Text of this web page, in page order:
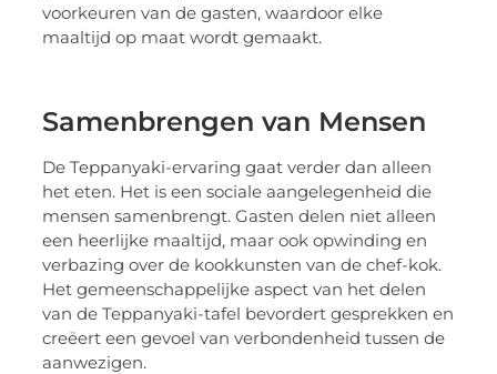
voorkeuren van de gasten, waardoor elke
maaltijd op maat wordt gemaakt.
Samenbrengen van Mensen
De Teppanyaki-ervaring gaat verder dan alleen
het eten. Het is een sociale aangelegenheid die
mensen samenbrengt. Gasten delen niet alleen
een heerlijke maaltijd, maar ook opwinding en
verbazing over de kookkunsten van de chef-kok.
Het gemeenschappelijke aspect van het delen
van de Teppanyaki-tafel bevordert gesprekken en
creëert een gevoel van verbondenheid tussen de
aanwezigen.